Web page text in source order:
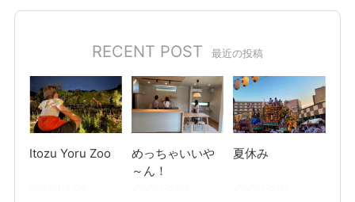
RECENT POST 最近の投稿
Itozu Yoru Zoo
めっちゃいいや
～ん！
夏休み